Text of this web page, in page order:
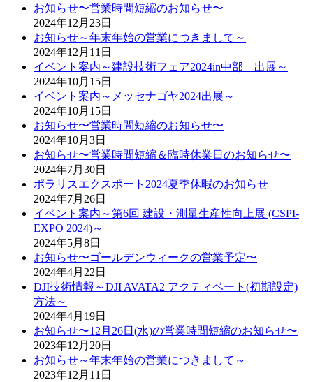
お知らせ〜営業時間短縮のお知らせ〜
2024年12月23日
お知らせ～年末年始の営業につきまして～
2024年12月11日
イベント案内～建設技術フェア2024in中部 出展～
2024年10月15日
イベント案内～メッセナゴヤ2024出展～
2024年10月15日
お知らせ〜営業時間短縮のお知らせ〜
2024年10月3日
お知らせ〜営業時間短縮＆臨時休業日のお知らせ〜
2024年7月30日
ポラリスエクスポート2024夏季休暇のお知らせ
2024年7月26日
イベント案内～第6回 建設・測量生産性向上展 (CSPI-
EXPO 2024)～
2024年5月8日
お知らせ〜ゴールデンウィークの営業予定〜
2024年4月22日
DJI技術情報～DJI AVATA2 アクティベート(初期設定)
方法～
2024年4月19日
お知らせ〜12月26日(水)の営業時間短縮のお知らせ〜
2023年12月20日
お知らせ～年末年始の営業につきまして～
2023年12月11日